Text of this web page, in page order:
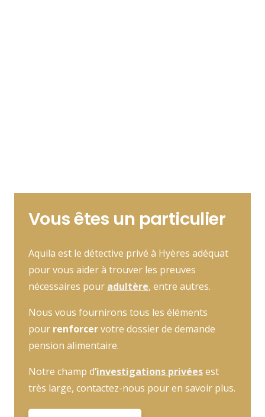
Vous êtes un particulier
Aquila est le détective privé à Hyères adéquat
pour vous aider à trouver les preuves
nécessaires pour adultère, entre autres.
Nous vous fournirons tous les éléments
pour renforcervotre dossier de demande
pension alimentaire.
Notre champ d’investigations privéesest
très large, contactez-nous pour en savoir plus.